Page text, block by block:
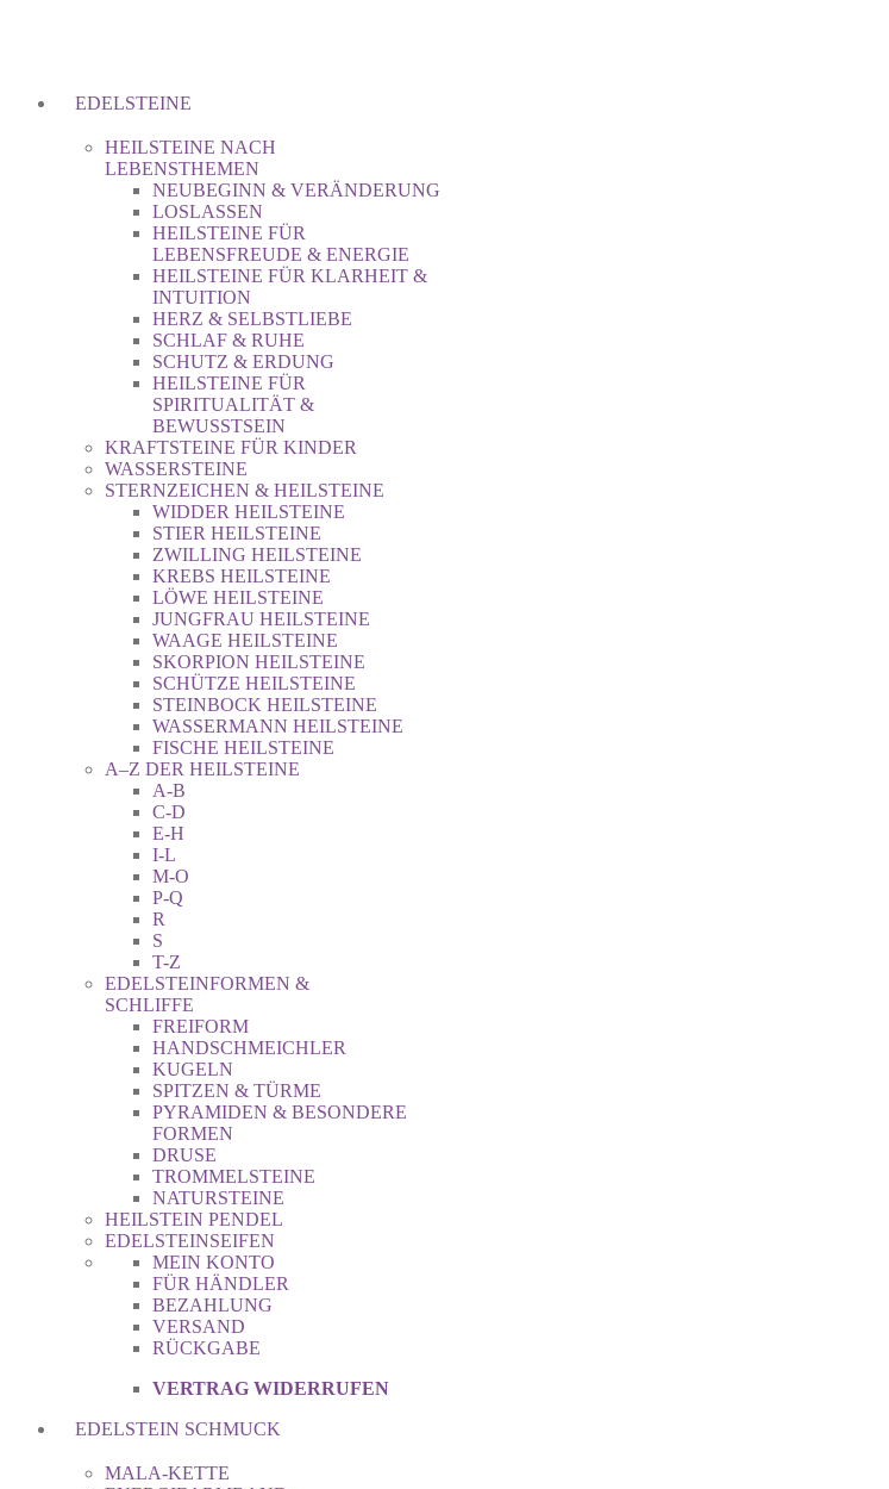
EDELSTEINE
HEILSTEINE NACH
LEBENSTHEMEN
NEUBEGINN & VERÄNDERUNG
LOSLASSEN
HEILSTEINE FÜR
LEBENSFREUDE & ENERGIE
HEILSTEINE FÜR KLARHEIT &
INTUITION
HERZ & SELBSTLIEBE
SCHLAF & RUHE
SCHUTZ & ERDUNG
HEILSTEINE FÜR
SPIRITUALITÄT &
BEWUSSTSEIN
KRAFTSTEINE FÜR KINDER
WASSERSTEINE
STERNZEICHEN & HEILSTEINE
WIDDER HEILSTEINE
STIER HEILSTEINE
ZWILLING HEILSTEINE
KREBS HEILSTEINE
LÖWE HEILSTEINE
JUNGFRAU HEILSTEINE
WAAGE HEILSTEINE
SKORPION HEILSTEINE
SCHÜTZE HEILSTEINE
STEINBOCK HEILSTEINE
WASSERMANN HEILSTEINE
FISCHE HEILSTEINE
A–Z DER HEILSTEINE
A-B
C-D
E-H
I-L
M-O
P-Q
R
S
T-Z
EDELSTEINFORMEN &
SCHLIFFE
FREIFORM
HANDSCHMEICHLER
KUGELN
SPITZEN & TÜRME
PYRAMIDEN & BESONDERE
FORMEN
DRUSE
TROMMELSTEINE
NATURSTEINE
HEILSTEIN PENDEL
EDELSTEINSEIFEN
MEIN KONTO
FÜR HÄNDLER
BEZAHLUNG
VERSAND
RÜCKGABE
VERTRAG WIDERRUFEN
EDELSTEIN SCHMUCK
MALA-KETTE